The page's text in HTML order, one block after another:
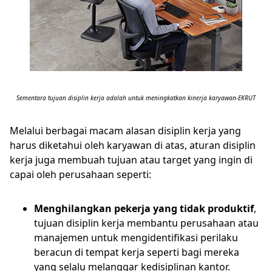
Sementara tujuan disiplin kerja adalah untuk meningkatkan kinerja karyawan-EKRUT
Melalui berbagai macam alasan disiplin kerja yang
harus diketahui oleh karyawan di atas, aturan disiplin
kerja juga membuah tujuan atau target yang ingin di
capai oleh perusahaan seperti:
Menghilangkan pekerja yang tidak produktif,
tujuan disiplin kerja membantu perusahaan atau
manajemen untuk mengidentifikasi perilaku
beracun di tempat kerja seperti bagi mereka
yang selalu melanggar kedisiplinan kantor.